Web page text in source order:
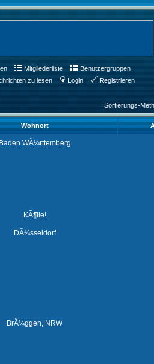
Mitgliederliste
Benutzergruppen
zu lesen Login Registrieren
Sortierungs-
Wohnort
Baden WÃ¼rttemberg
KÃ¶lle!
DÃ¼sseldorf
BrÃ¼ggen, NRW